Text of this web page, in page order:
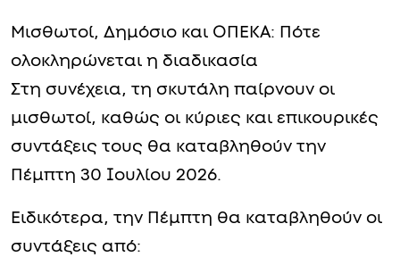
Μισθωτοί, Δημόσιο και ΟΠΕΚΑ: Πότε
ολοκληρώνεται η διαδικασία
Στη συνέχεια, τη σκυτάλη παίρνουν οι
μισθωτοί, καθώς οι κύριες και επικουρικές
συντάξεις τους θα καταβληθούν την
Πέμπτη 30 Ιουλίου 2026.
Ειδικότερα, την Πέμπτη θα καταβληθούν οι
συντάξεις από: